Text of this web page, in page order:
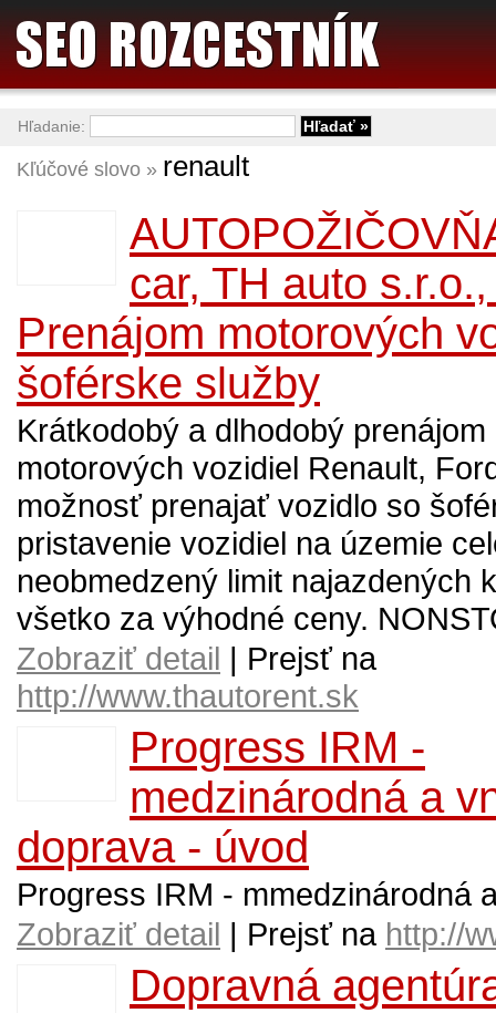
Kľúčové slovo » renault
car, TH auto
Prenájom motorových
šoférske služby
Krátkodobý a dlhodobý
motorových vozidiel Renault,
možnosť prenajať vozidlo so
pristavenie vozidiel na územie
neobmedzený limit najazdených
všetko za výhodné ceny.
Zobraziť detail | Prejsť na
http://www.thautorent.sk
Progress IRM -
medzinárodná a
doprava - úvod
Progress IRM - mmedzinárodná
Zobraziť detail | Prejsť na http://
Dopravná
Hľadanie: